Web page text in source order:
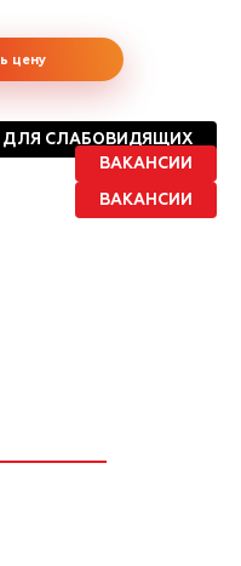
цену
ДЛЯ СЛАБОВИДЯЩИХ
ВАКАНСИИ
ВАКАНСИИ